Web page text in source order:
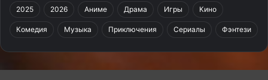
2025 2026 Аниме Драма Игры Кино
Комедия Музыка Приключения Сериалы Фэнтези